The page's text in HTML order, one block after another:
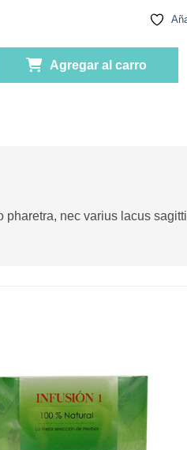
Agregar al carro
pharetra, nec varius lacus